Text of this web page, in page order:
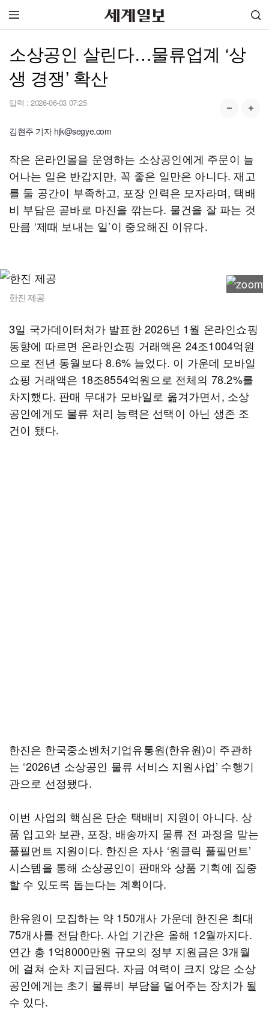
소상공인 살린다…물류업계 ‘상
생 경쟁’ 확산
입력 : 2026-06-03 07:25
김현주 기자 hjk@segye.com
작은 온라인몰을 운영하는 소상공인에게 주문이 늘
어나는 일은 반갑지만, 꼭 좋은 일만은 아니다. 재고
를 둘 공간이 부족하고, 포장 인력은 모자라며, 택배
비 부담은 곧바로 마진을 깎는다. 물건을 잘 파는 것
만큼 ‘제때 보내는 일’이 중요해진 이유다.
한진 제공
3일 국가데이터처가 발표한 2026년 1월 온라인쇼핑
동향에 따르면 온라인쇼핑 거래액은 24조1004억원
으로 전년 동월보다 8.6% 늘었다. 이 가운데 모바일
쇼핑 거래액은 18조8554억원으로 전체의 78.2%를
차지했다. 판매 무대가 모바일로 옮겨가면서, 소상
공인에게도 물류 처리 능력은 선택이 아닌 생존 조
건이 됐다.
한진은 한국중소벤처기업유통원(한유원)이 주관하
는 ‘2026년 소상공인 물류 서비스 지원사업’ 수행기
관으로 선정됐다.
이번 사업의 핵심은 단순 택배비 지원이 아니다. 상
품 입고와 보관, 포장, 배송까지 물류 전 과정을 맡는
풀필먼트 지원이다. 한진은 자사 ‘원클릭 풀필먼트’
시스템을 통해 소상공인이 판매와 상품 기획에 집중
할 수 있도록 돕는다는 계획이다.
한유원이 모집하는 약 150개사 가운데 한진은 최대
75개사를 전담한다. 사업 기간은 올해 12월까지다.
연간 총 1억8000만원 규모의 정부 지원금은 3개월
에 걸쳐 순차 지급된다. 자금 여력이 크지 않은 소상
공인에게는 초기 물류비 부담을 덜어주는 장치가 될
수 있다.